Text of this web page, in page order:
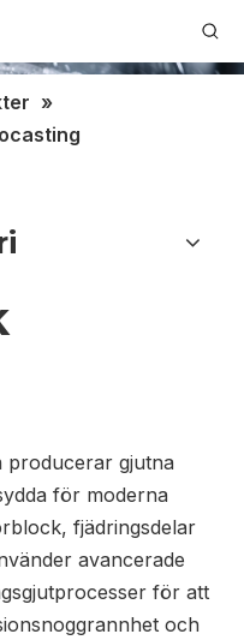
»
producerar gjutna
för moderna
fjädringsdelar
avancerade
för att
och